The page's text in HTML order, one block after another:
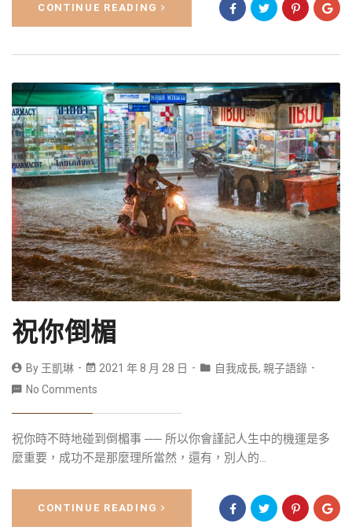
CONTINUE READING
祝你倒楣
By 王凱琳 2021 年 8 月 28 日 自我成長, 親子語錄
No Comments
祝你時不時地碰到倒楣事 ── 所以你會謹記人生中的機運是多
麼重要，成功不是那麼理所當然，還有，別人的...
CONTINUE READING